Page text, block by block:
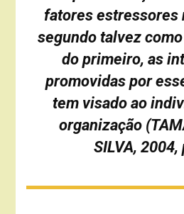
fatores estressores
segundo talvez
do primeiro, as
promovidas por
tem visado ao
organização
SILVA, 2004,